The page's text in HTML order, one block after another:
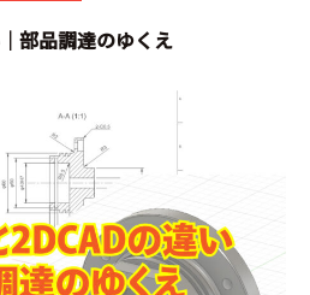
部品調達のゆくえ